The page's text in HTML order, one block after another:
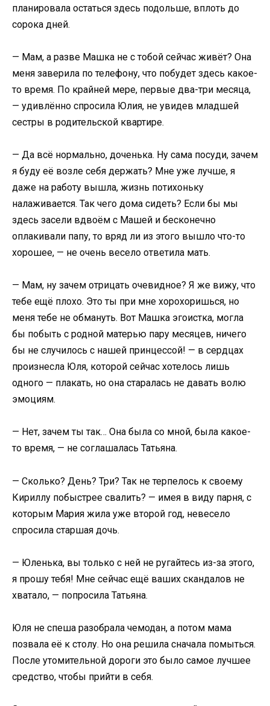
планировала остаться здесь подольше, вплоть до
сорока дней.
— Мам, а разве Машка не с тобой сейчас живёт? Она
меня заверила по телефону, что побудет здесь какое-
то время. По крайней мере, первые два-три месяца,
— удивлённо спросила Юлия, не увидев младшей
сестры в родительской квартире.
— Да всё нормально, доченька. Ну сама посуди, зачем
я буду её возле себя держать? Мне уже лучше, я
даже на работу вышла, жизнь потихоньку
налаживается. Так чего дома сидеть? Если бы мы
здесь засели вдвоём с Машей и бесконечно
оплакивали папу, то вряд ли из этого вышло что-то
хорошее, — не очень весело ответила мать.
— Мам, ну зачем отрицать очевидное? Я же вижу, что
тебе ещё плохо. Это ты при мне хорохоришься, но
меня тебе не обмануть. Вот Машка эгоистка, могла
бы побыть с родной матерью пару месяцев, ничего
бы не случилось с нашей принцессой! — в сердцах
произнесла Юля, которой сейчас хотелось лишь
одного — плакать, но она старалась не давать волю
эмоциям.
— Нет, зачем ты так… Она была со мной, была какое-
то время, — не соглашалась Татьяна.
— Сколько? День? Три? Так не терпелось к своему
Кириллу побыстрее свалить? — имея в виду парня, с
которым Мария жила уже второй год, невесело
спросила старшая дочь.
— Юленька, вы только с ней не ругайтесь из-за этого,
я прошу тебя! Мне сейчас ещё ваших скандалов не
хватало, — попросила Татьяна.
Юля не спеша разобрала чемодан, а потом мама
позвала её к столу. Но она решила сначала помыться.
После утомительной дороги это было самое лучшее
средство, чтобы прийти в себя.